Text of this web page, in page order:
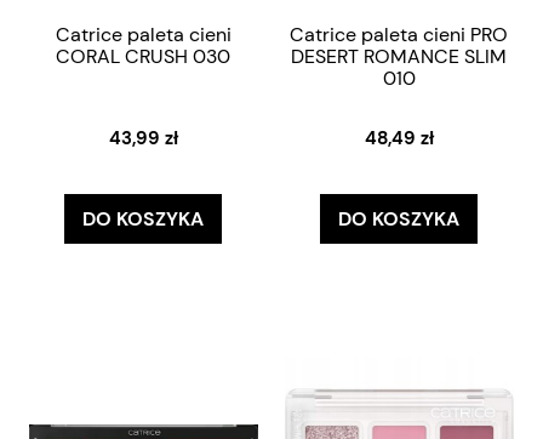
Catrice paleta cieni
CORAL CRUSH 030
43,99 zł
DO KOSZYKA
Catrice paleta cieni PRO
DESERT ROMANCE SLIM
010
48,49 zł
DO KOSZYKA